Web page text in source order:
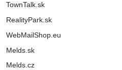
TownTalk.sk
RealityPark.sk
WebMailShop.eu
Melds.sk
Melds.cz